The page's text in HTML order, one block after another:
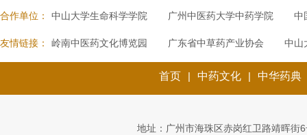
合作单位： 中山大学生命科学学院 广州中医药大学中药学院 中
友情链接： 岭南中医药文化博览园 广东省中草药产业协会 中山
首页 | 中药文化 | 中华药典
地址：广州市海珠区赤岗红卫路靖晖街